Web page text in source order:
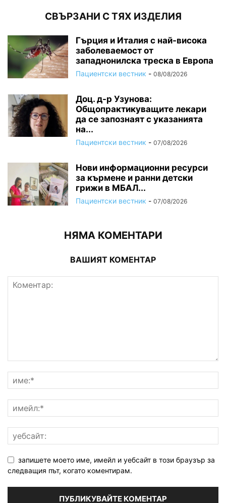
СВЪРЗАНИ С ТЯХ ИЗДЕЛИЯ
Гърция и Италия с най-висока
заболеваемост от
западнонилска треска в Европа
Пациентски вестник - 08/08/2026
Доц. д-р Узунова:
Общопрактикуващите лекари
да се запознаят с указанията
на...
Пациентски вестник - 07/08/2026
Нови информационни ресурси
за кърмене и ранни детски
грижи в МБАЛ...
Пациентски вестник - 07/08/2026
НЯМА КОМЕНТАРИ
ВАШИЯТ КОМЕНТАР
запишете моето име, имейл и уебсайт в този браузър за
следващия път, когато коментирам.